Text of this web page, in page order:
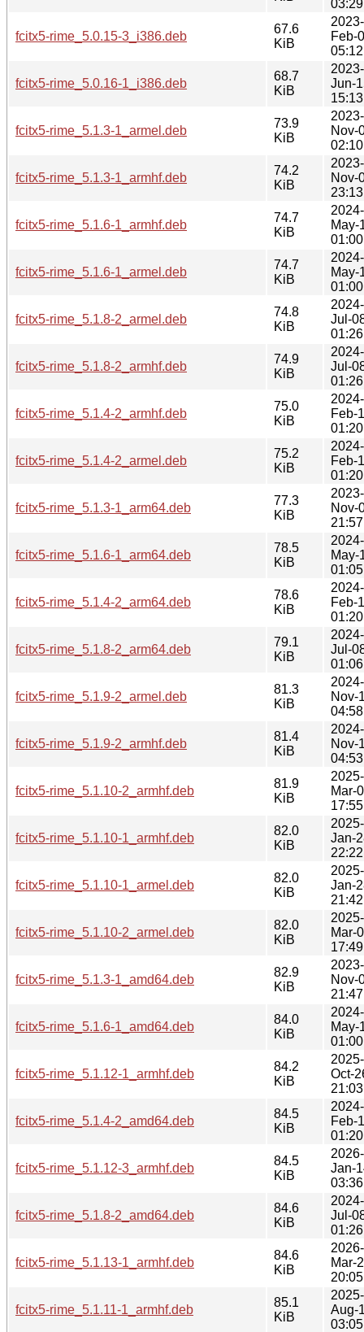
03:29
fcitx5-rime_5.0.15-3_i386.deb
67.6
KiB
2023-
Feb-
05:12
fcitx5-rime_5.0.16-1_i386.deb
68.7
KiB
2023-
Jun-
15:13
fcitx5-rime_5.1.3-1_armel.deb
73.9
KiB
2023-
Nov-
02:10
fcitx5-rime_5.1.3-1_armhf.deb
74.2
KiB
2023-
Nov-
23:13
fcitx5-rime_5.1.6-1_armhf.deb
74.7
KiB
2024-
May-
01:00
fcitx5-rime_5.1.6-1_armel.deb
74.7
KiB
2024-
May-
01:00
fcitx5-rime_5.1.8-2_armel.deb
74.8
KiB
2024-
Jul-
01:26
fcitx5-rime_5.1.8-2_armhf.deb
74.9
KiB
2024-
Jul-
01:26
fcitx5-rime_5.1.4-2_armhf.deb
75.0
KiB
2024-
Feb-
01:20
fcitx5-rime_5.1.4-2_armel.deb
75.2
KiB
2024-
Feb-
01:20
fcitx5-rime_5.1.3-1_arm64.deb
77.3
KiB
2023-
Nov-
21:57
fcitx5-rime_5.1.6-1_arm64.deb
78.5
KiB
2024-
May-
01:05
fcitx5-rime_5.1.4-2_arm64.deb
78.6
KiB
2024-
Feb-
01:20
fcitx5-rime_5.1.8-2_arm64.deb
79.1
KiB
2024-
Jul-
01:06
fcitx5-rime_5.1.9-2_armel.deb
81.3
KiB
2024-
Nov-
04:58
fcitx5-rime_5.1.9-2_armhf.deb
81.4
KiB
2024-
Nov-
04:53
fcitx5-rime_5.1.10-2_armhf.deb
81.9
KiB
2025-
Mar-
17:55
fcitx5-rime_5.1.10-1_armhf.deb
82.0
KiB
2025-
Jan-
22:22
fcitx5-rime_5.1.10-1_armel.deb
82.0
KiB
2025-
Jan-
21:42
fcitx5-rime_5.1.10-2_armel.deb
82.0
KiB
2025-
Mar-
17:49
fcitx5-rime_5.1.3-1_amd64.deb
82.9
KiB
2023-
Nov-
21:47
fcitx5-rime_5.1.6-1_amd64.deb
84.0
KiB
2024-
May-
01:00
fcitx5-rime_5.1.12-1_armhf.deb
84.2
KiB
2025-
Oct-
21:03
fcitx5-rime_5.1.4-2_amd64.deb
84.5
KiB
2024-
Feb-
01:20
fcitx5-rime_5.1.12-3_armhf.deb
84.5
KiB
2026-
Jan-
03:36
fcitx5-rime_5.1.8-2_amd64.deb
84.6
KiB
2024-
Jul-
01:26
fcitx5-rime_5.1.13-1_armhf.deb
84.6
KiB
2026-
Mar-
20:05
fcitx5-rime_5.1.11-1_armhf.deb
85.1
KiB
2025-
Aug-
03:05